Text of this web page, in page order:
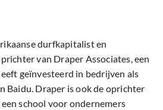
durfkapitalist en
van Draper Associates, een
geïnvesteerd in bedrijven als
Baidu. Draper is ook de oprichter
school voor ondernemers